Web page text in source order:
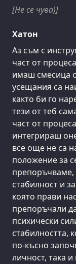
[Не се чува)]
Хатон
Аз съм с
част от
имаш смесица
усещания са
както би го
тези от теб
част от
интегрираш
все още не са
положение за
препоръчваме,
стабилност и
която прави
препоръчали
психически
стабилността,
по-късно
личност, така